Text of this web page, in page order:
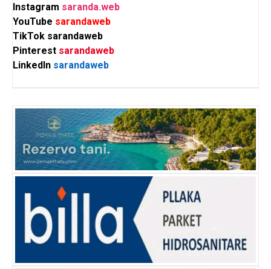
Instagram saranda.web
YouTube sarandaweb
TikTok sarandaweb
Pinterest sarandaweb
LinkedIn sarandaweb